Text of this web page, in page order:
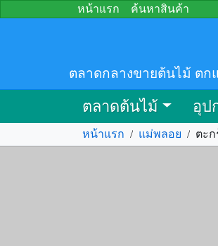
หน้าแรก ค้นหาสินค้า
ตลาดกลางขายต้นไม้ ตก
ตลาดต้นไม้ อุป
หน้าแรก / แม่พลอย / ตะ